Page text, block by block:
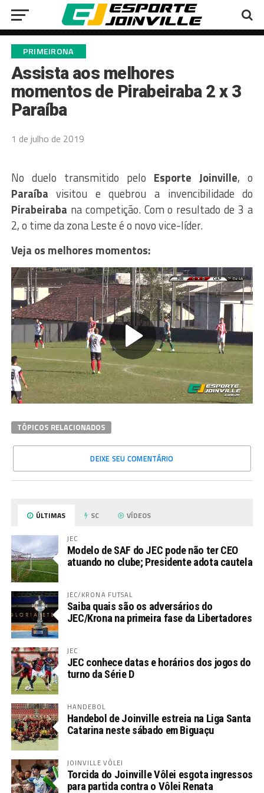
PRIMEIRONA
Assista aos melhores
momentos de Pirabeiraba 2 x 3
Paraíba
1 de julho de 2019
No duelo transmitido pelo Esporte Joinville, o
Paraíba visitou e quebrou a invencibilidade do
Pirabeiraba na competição. Com o resultado de 3 a
2, o time da zona Leste é o novo vice-líder.
Veja os melhores momentos:
TÓPICOS RELACIONADOS
DEIXE SEU COMENTÁRIO
ÚLTIMAS SC VÍDEOS
JEC
Modelo de SAF do JEC pode não ter CEO
atuando no clube; Presidente adota cautela
JEC/KRONA FUTSAL
Saiba quais são os adversários do
JEC/Krona na primeira fase da Libertadores
JEC
JEC conhece datas e horários dos jogos do
turno da Série D
HANDEBOL
Handebol de Joinville estreia na Liga Santa
Catarina neste sábado em Biguaçu
JOINVILLE VÔLEI
Torcida do Joinville Vôlei esgota ingressos
para partida contra o Vôlei Renata